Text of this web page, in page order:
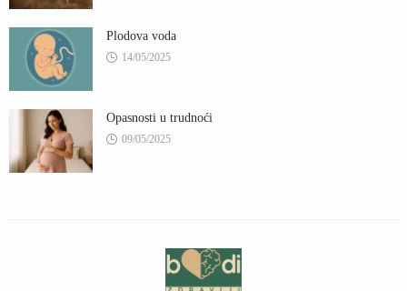
Plodova voda
14/05/2025
Opasnosti u trudnoći
09/05/2025